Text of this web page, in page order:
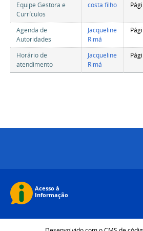
Equipe Gestora e
Currículos
costa filho
Agenda de
Autoridades
Jacqueline
Rimá
Horário de
atendimento
Jacqueline
Rimá